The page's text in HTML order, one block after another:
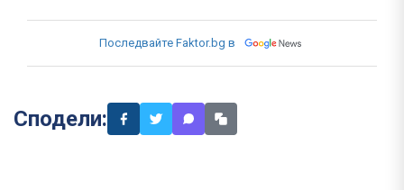
Последвайте Faktor.bg в
Сподели: